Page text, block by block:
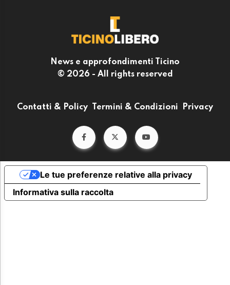
News e approfondimenti Ticino
© 2026 - All rights reserved
Contatti & Policy Termini & Condizioni Privacy
Informativa sulla raccolta
Le tue preferenze relative alla privacy